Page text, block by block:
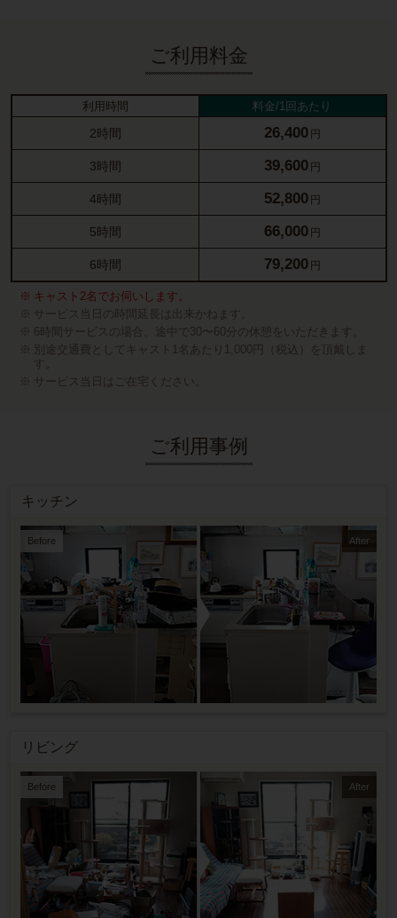
ご利用料金
利用時間 料金/1回あたり
2時間 26,400 円
3時間 39,600 円
4時間 52,800 円
5時間 66,000 円
6時間 79,200 円
キャスト2名でお伺いします。
サービス当日の時間延長は出来かねます。
6時間サービスの場合、途中で30〜60分の休憩をいただきます。
別途交通費としてキャスト1名あたり1,000円（税込）を頂戴しま
す。
サービス当日はご在宅ください。
ご利用事例
キッチン
Before After
リビング
Before After